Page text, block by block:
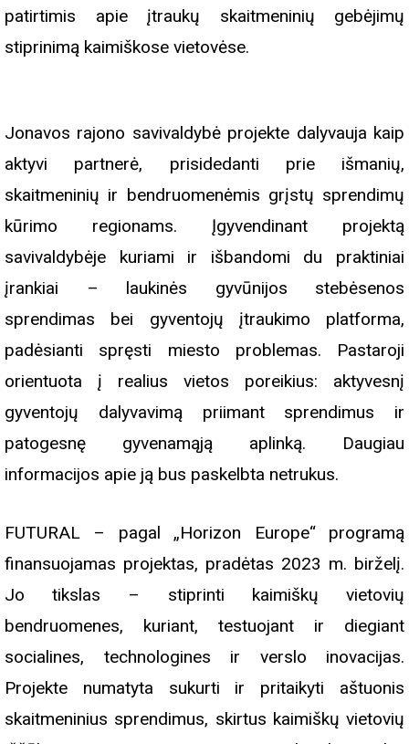
patirtimis apie įtraukų skaitmeninių gebėjimų
stiprinimą kaimiškose vietovėse.
Jonavos rajono savivaldybė projekte dalyvauja kaip
aktyvi partnerė, prisidedanti prie išmanių,
skaitmeninių ir bendruomenėmis grįstų sprendimų
kūrimo regionams. Įgyvendinant projektą
savivaldybėje kuriami ir išbandomi du praktiniai
įrankiai – laukinės gyvūnijos stebėsenos
sprendimas bei gyventojų įtraukimo platforma,
padėsianti spręsti miesto problemas. Pastaroji
orientuota į realius vietos poreikius: aktyvesnį
gyventojų dalyvavimą priimant sprendimus ir
patogesnę gyvenamąją aplinką. Daugiau
informacijos apie ją bus paskelbta netrukus.
FUTURAL – pagal „Horizon Europe“ programą
finansuojamas projektas, pradėtas 2023 m. birželį.
Jo tikslas – stiprinti kaimiškų vietovių
bendruomenes, kuriant, testuojant ir diegiant
socialines, technologines ir verslo inovacijas.
Projekte numatyta sukurti ir pritaikyti aštuonis
skaitmeninius sprendimus, skirtus kaimiškų vietovių